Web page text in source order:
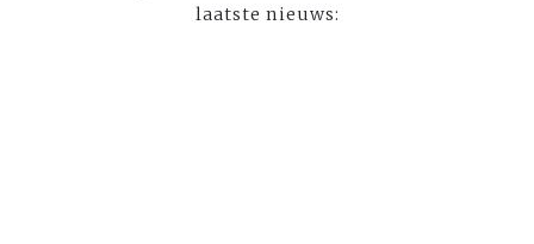
laatste nieuws: